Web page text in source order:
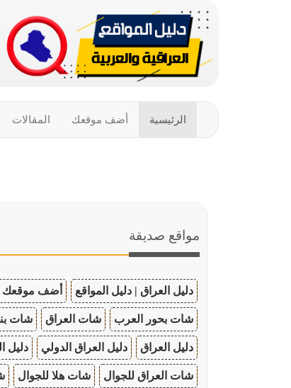
الرئيسية أضف موقعك المقالات
مواقع صديقة
دليل العراق | دليل المواقع أضف موقعك |
شات بحور العرب شات العراق شات
دليل العراق دليل العراق الدولي دليل
شات العراق للجوال شات هلا للجوال